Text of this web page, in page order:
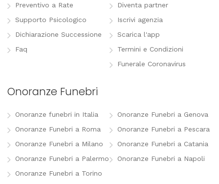
Preventivo a Rate
Supporto Psicologico
Dichiarazione Successione
Faq
Diventa partner
Iscrivi agenzia
Scarica l'app
Termini e Condizioni
Funerale Coronavirus
Onoranze Funebri
Onoranze funebri in Italia
Onoranze Funebri a Roma
Onoranze Funebri a Milano
Onoranze Funebri a Palermo
Onoranze Funebri a Torino
Onoranze Funebri a Genova
Onoranze Funebri a Pescara
Onoranze Funebri a Catania
Onoranze Funebri a Napoli